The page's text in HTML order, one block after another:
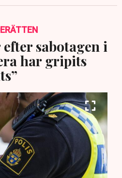
sabotagen i
har gripits